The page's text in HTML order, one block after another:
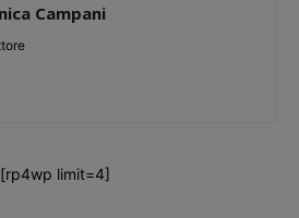
Campani
[rp4wp limit=4]